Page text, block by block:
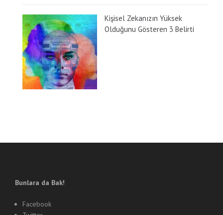
Kişisel Zekanızın Yüksek
Olduğunu Gösteren 3 Belirti
Bunlara da Bak!
Facebook